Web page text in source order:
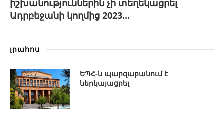
իշխանություններին չի տեղեկացրել
Ադրբեջանի կողմից 2023...
լրահոս
ԵՊՀ-ն պարզաբանում է
ներկայացրել